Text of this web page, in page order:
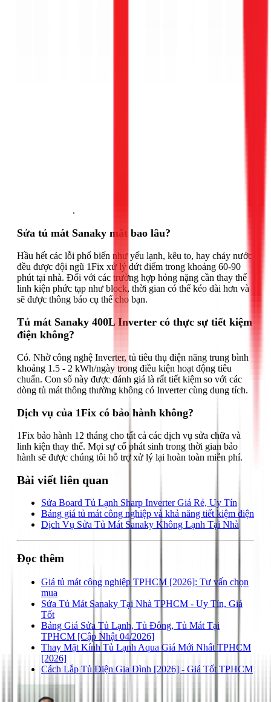
.
Sửa tủ mát Sanaky mất bao lâu?
Hầu hết các lỗi phổ biến như yếu lạnh, kêu to, hay chảy nước
đều được đội ngũ 1Fix xử lý dứt điểm trong khoảng 60-90
phút tại nhà. Đối với các trường hợp hỏng nặng cần thay thế
linh kiện phức tạp như block, thời gian có thể kéo dài hơn và
sẽ được thông báo cụ thể cho bạn.
Tủ mát Sanaky 400L Inverter có thực sự tiết kiệm
điện không?
Có. Nhờ công nghệ Inverter, tủ tiêu thụ điện năng trung bình
khoảng 1.5 - 2 kWh/ngày trong điều kiện hoạt động tiêu
chuẩn. Con số này được đánh giá là rất tiết kiệm so với các
dòng tủ mát thông thường không có Inverter cùng dung tích.
Dịch vụ của 1Fix có bảo hành không?
1Fix bảo hành 12 tháng cho tất cả các dịch vụ sửa chữa và
linh kiện thay thế. Mọi sự cố phát sinh trong thời gian bảo
hành sẽ được chúng tôi hỗ trợ xử lý lại hoàn toàn miễn phí.
Bài viết liên quan
Sửa Board Tủ Lạnh Sharp Inverter Giá Rẻ, Uy Tín
Bảng giá tủ mát công nghiệp và khả năng tiết kiệm điện
Dịch Vụ Sửa Tủ Mát Sanaky Không Lạnh Tại Nhà
Đọc thêm
Giá tủ mát công nghiệp TPHCM [2026]: Tư vấn chọn
mua
Sửa Tủ Mát Sanaky Tại Nhà TPHCM - Uy Tín, Giá
Tốt
Bảng Giá Sửa Tủ Lạnh, Tủ Đông, Tủ Mát Tại
TPHCM [Cập Nhật 04/2026]
Thay Mặt Kính Tủ Lạnh Aqua Giá Mới Nhất TPHCM
[2026]
Cách Lắp Tủ Điện Gia Đình [2026] - Giá Tốt TPHCM